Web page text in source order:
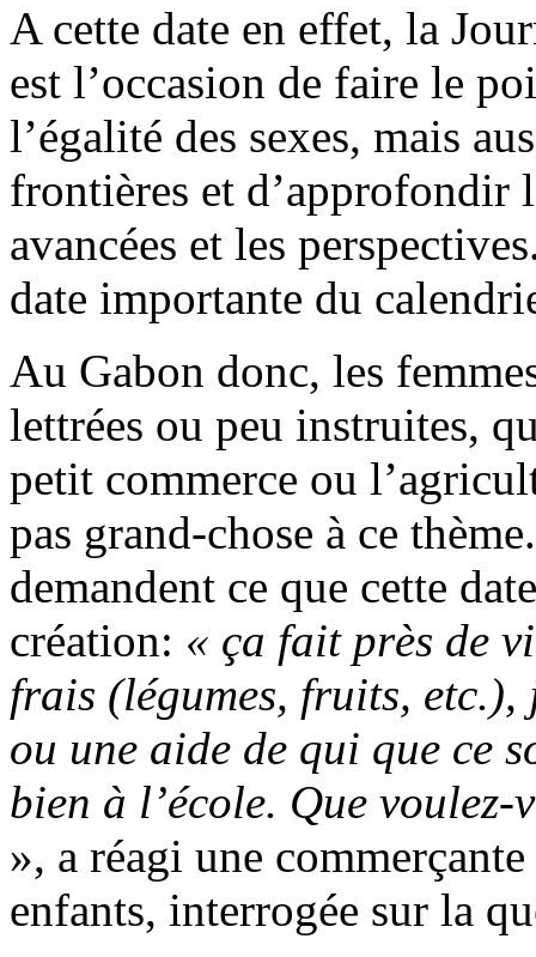
A cette date en effet, la
est l’occasion de faire le
l’égalité des sexes, mais
frontières et d’approfondir
avancées et les
date importante du
Au Gabon donc, les
lettrées ou peu instruites,
petit commerce ou
pas grand-chose à ce
demandent ce que cette
création: « ça fait près de
frais (légumes, fruits, etc.),
ou une aide de qui que ce
bien à l’école. Que voulez-
», a réagi une
enfants, interrogée sur la